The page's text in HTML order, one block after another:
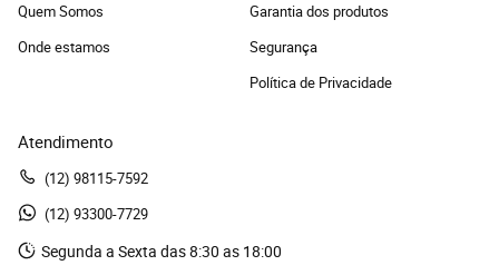
Quem Somos
Onde estamos
Garantia dos produtos
Segurança
Política de Privacidade
Atendimento
(12) 98115-7592
(12) 93300-7729
Segunda a Sexta das 8:30 as 18:00